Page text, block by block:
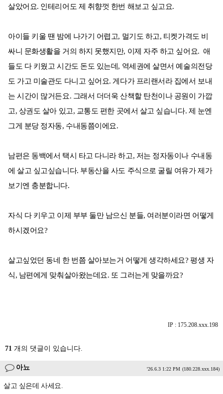
살았어요. 인테리어도 제 취향껏 한번 해보고 싶고요.
아이들 키울 땐 밤에 나가기 어렵고, 멀기도 하고, 티켓가격도 비
싸니 문화생활을 거의 하지 못했지만, 이제 자주 하고 싶어요. 애
들도 다 키웠고 시간도 돈도 있는데, 역세권에 살면서 예술의전당
도 가고 미술관도 다니고 싶어요. 게다가 프리랜서라 집에서 보내
는 시간이 많거든요. 그래서 더더욱 산책할 탄천이나 공원이 가깝
고, 상권도 살아 있고, 교통도 편한 곳에서 살고 싶습니다. 제 눈엔
그게 분당 정자동, 수내동쯤이에요.
남편은 동백에서 택시 타고 다니라 하고, 저는 정자동이나 수내동
에 살고 싶고싶습니다. 부동산을 사도 주식으로 굴릴 여유가 제가
보기엔 충분합니다.
자식 다 키우고 이제 부부 둘만 남으신 분들, 여러분이라면 어떻게
하시겠어요?
살고싶었던 동네 한 번쯤 살아보는거 어떻게 생각하세요? 평생 자
식, 남편에게 맞춰살아왔는데요. 또 그러는게 맞을까요?
IP : 175.208.xxx.198
71 개의 댓글이 있습니다.
아뇨 '26.6.3 1:22 PM (180.228.xxx.184)
살고 싶은데 사세요.